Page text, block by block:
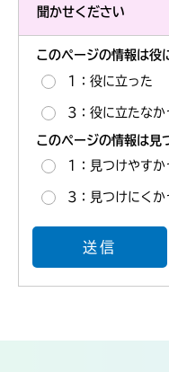
聞かせください
このページの情報は役
1：役に立った
3：役に立たなか
このページの情報は見
1：見つけやすか
3：見つけにくか